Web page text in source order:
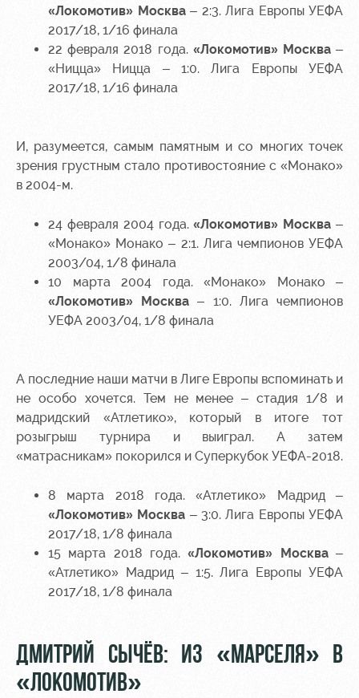
«Локомотив» Москва– 2:3. Лига Европы УЕФА
2017/18, 1/16 финала
22 февраля 2018 года. «Локомотив» Москва–
«Ницца» Ницца – 1:0. Лига Европы УЕФА
2017/18, 1/16 финала
И, разумеется, самым памятным и со многих точек
зрения грустным стало противостояние с «Монако»
в 2004-м.
24 февраля 2004 года.«Локомотив» Москва –
«Монако» Монако – 2:1. Лига чемпионов УЕФА
2003/04, 1/8 финала
10 марта 2004 года. «Монако» Монако –
«Локомотив» Москва – 1:0. Лига чемпионов
УЕФА 2003/04, 1/8 финала
А последние наши матчи в Лиге Европы вспоминать и
не особо хочется. Тем не менее – стадия 1/8 и
мадридский «Атлетико», который в итоге тот
розыгрыш турнира и выиграл. А затем
«матрасникам» покорился и Суперкубок УЕФА-2018.
8 марта 2018 года. «Атлетико» Мадрид –
«Локомотив» Москва – 3:0. Лига Европы УЕФА
2017/18, 1/8 финала
15 марта 2018 года.«Локомотив» Москва–
«Атлетико» Мадрид – 1:5. Лига Европы УЕФА
2017/18, 1/8 финала
ДМИТРИЙ СЫЧЁВ: ИЗ «МАРСЕЛЯ» В
«ЛОКОМОТИВ»